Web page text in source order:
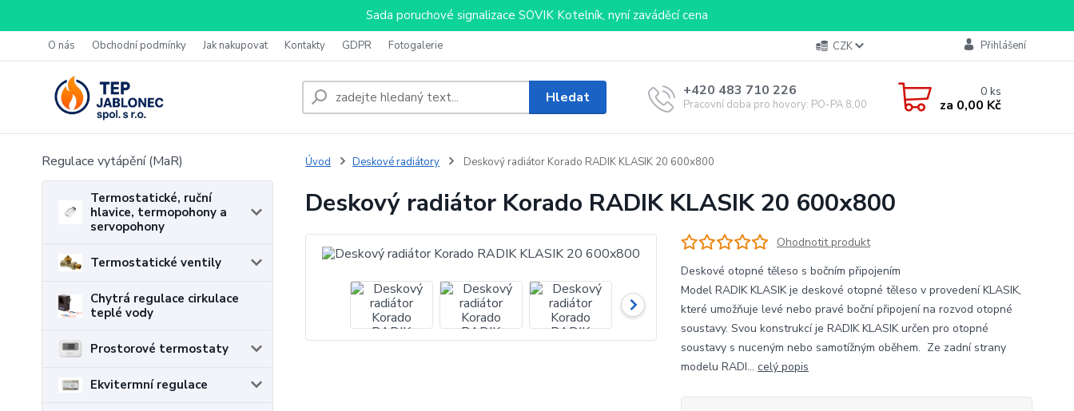
Sada poruchové signalizace SOVIK Kotelník, nyní zaváděcí cena
O nás Obchodní podmínky Jak nakupovat Kontakty GDPR Fotogalerie CZK Přihlášení
Hledat +420 483 710 226
Pracovní doba pro hovory: PO-PA 8,00-16,00
0ks
za 0,00 Kč
Regulace vytápění (MaR)
Termostatické, ruční
hlavice, termopohony a
servopohony
Termostatické ventily
Chytrá regulace cirkulace
teplé vody
Prostorové termostaty
Ekvitermní regulace
Úvod Deskové radiátory Deskový radiátor Korado RADIK KLASIK 20 600x800
Deskový radiátor Korado RADIK KLASIK 20 600x800
Ohodnotit produkt
Deskové otopné těleso s bočním připojením
Model RADIK KLASIK je deskové otopné těleso v provedení KLASIK,
které umožňuje levé nebo pravé boční připojení na rozvod otopné
soustavy. Svou konstrukcí je RADIK KLASIK určen pro otopné
soustavy s nuceným nebo samotížným oběhem. Ze zadní strany
modelu RADI... celý popis